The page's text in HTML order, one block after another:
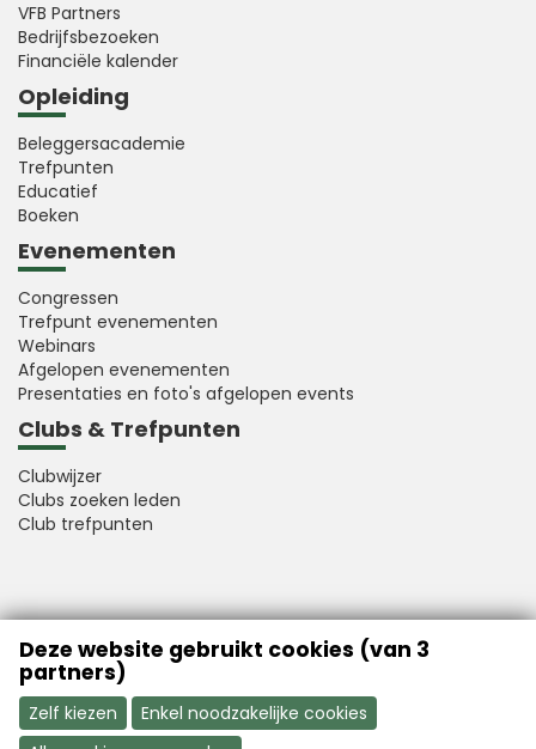
VFB Partners
Bedrijfsbezoeken
Financiële kalender
Opleiding
Beleggersacademie
Trefpunten
Educatief
Boeken
Evenementen
Congressen
Trefpunt evenementen
Webinars
Afgelopen evenementen
Presentaties en foto's afgelopen events
Clubs & Trefpunten
Clubwijzer
Clubs zoeken leden
Club trefpunten
VFB is a member of Better Finance
Deze website gebruikt cookies (van 3
partners)
Zelf kiezen
Enkel noodzakelijke cookies